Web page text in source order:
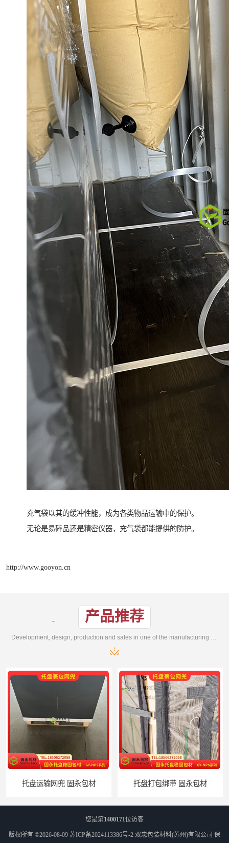
充气袋以其的缓冲性能，成为各类物品运输中的保护。
无论是易碎品还是精密仪器，充气袋都能提供的防护。
http://www.gooyon.cn
产品推荐
托盘运输网兜 固永包材 托盘打包绑带 固永包材
您是第1400171位访客
版权所有 ©2026-08-09 苏ICP备2024113386号-2 双忠包装材料(苏州)有限公司 保